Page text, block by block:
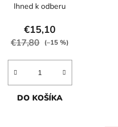
Ihned k odberu
€15,10
€17,80 (–15 %)
DO KOŠÍKA